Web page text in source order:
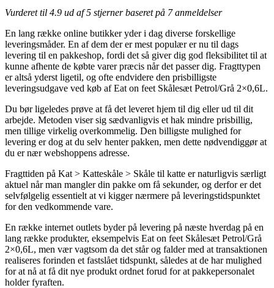
Vurderet til 4.9 ud af 5 stjerner baseret på 7anmeldelser
En lang række online butikker yder i dag diverse forskellige
leveringsmåder. En af dem der er mest populær er nu til dags
levering til en pakkeshop, fordi det så giver dig god fleksibilitet til at
kunne afhente de købte varer præcis når det passer dig. Fragttypen
er altså yderst ligetil, og ofte endvidere den prisbilligste
leveringsudgave ved køb af Eat on feet Skålesæt Petrol/Grå 2×0,6L.
Du bør ligeledes prøve at få det leveret hjem til dig eller ud til dit
arbejde. Metoden viser sig sædvanligvis et hak mindre prisbillig,
men tillige virkelig overkommelig. Den billigste mulighed for
levering er dog at du selv henter pakken, men dette nødvendiggør at
du er nær webshoppens adresse.
Fragttiden på Kat > Katteskåle > Skåle til katte er naturligvis særligt
aktuel når man mangler din pakke om få sekunder, og derfor er det
selvfølgelig essentielt at vi kigger nærmere på leveringstidspunktet
for den vedkommende vare.
En række internet outlets byder på levering på næste hverdag på en
lang række produkter, eksempelvis Eat on feet Skålesæt Petrol/Grå
2×0,6L, men vær vagtsom da det står og falder med at transaktionen
realiseres forinden et fastslået tidspunkt, således at de har mulighed
for at nå at få dit nye produkt ordnet forud for at pakkepersonalet
holder fyraften.